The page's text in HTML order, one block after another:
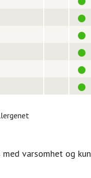
varsomhet og kun